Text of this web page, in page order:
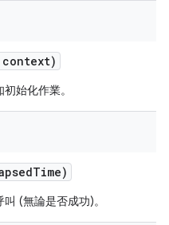
context)
始化作業。
Time)
(無論是否成功)。